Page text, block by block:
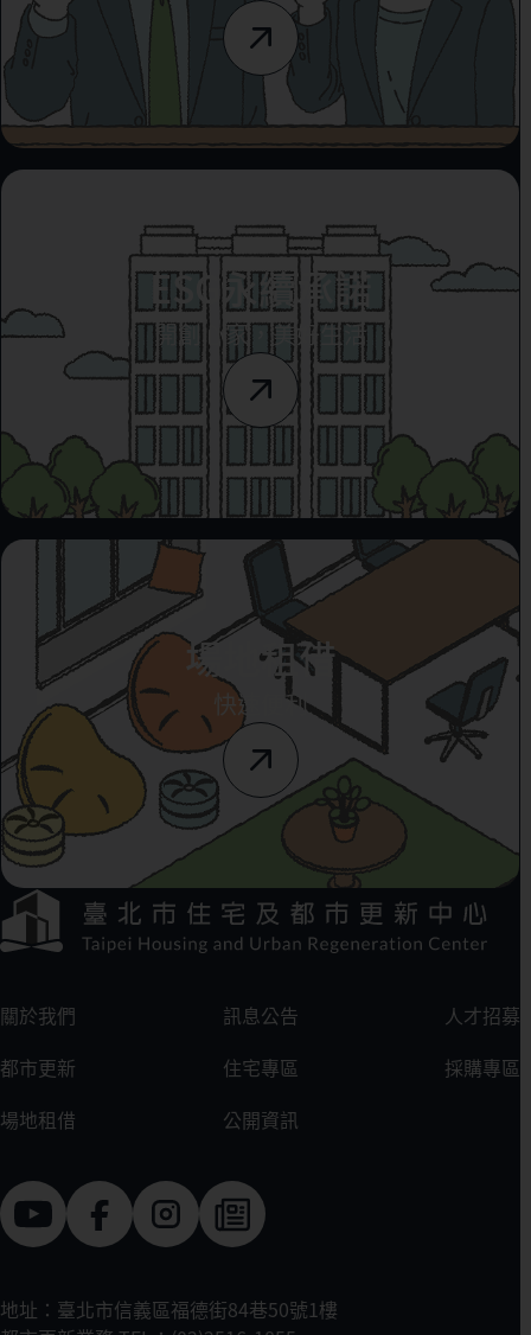
ESG永續承諾
開創心家，美好生活
場地租借
快速便利
方選單連結區
:::
關於我們 訊息公告
人才招募
都市更新
住宅專區
採購專區
場地租借
公開資訊
地址：臺北市信義區福德街84巷50號1樓